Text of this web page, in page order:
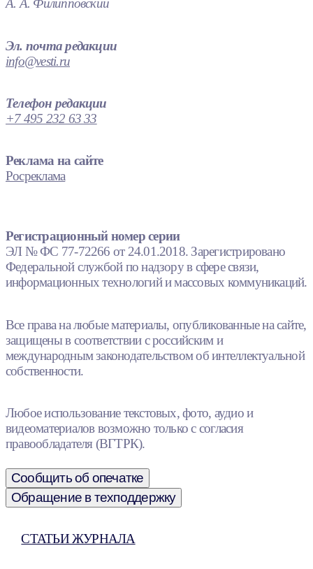
А. А. Филипповский
Эл. почта редакции
info@vesti.ru
Телефон редакции
+7 495 232 63 33
Реклама на сайте
Росреклама
Регистрационный номер серии
ЭЛ № ФС 77-72266 от 24.01.2018. Зарегистрировано
Федеральной службой по надзору в сфере связи,
информационных технологий и массовых коммуникаций.
Все права на любые материалы, опубликованные на сайте,
защищены в соответствии с российским и
международным законодательством об интеллектуальной
собственности.
Любое использование текстовых, фото, аудио и
видеоматериалов возможно только с согласия
правообладателя (ВГТРК).
Сообщить об опечатке
Обращение в техподдержку
СТАТЬИ ЖУРНАЛА